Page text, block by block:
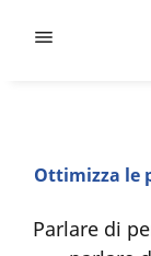
Ottimizza le
Parlare di